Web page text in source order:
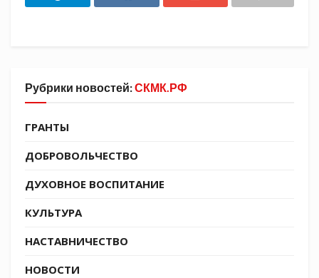
Источник:https://t.me/molodezhkubani
Рубрики новостей:СКМК.РФ
ГРАНТЫ
ДОБРОВОЛЬЧЕСТВО
ДУХОВНОЕ ВОСПИТАНИЕ
КУЛЬТУРА
НАСТАВНИЧЕСТВО
НОВОСТИ